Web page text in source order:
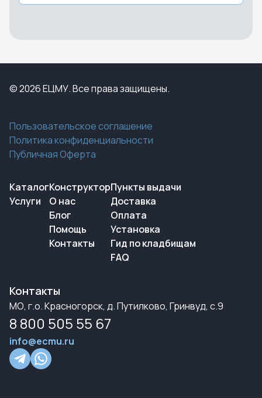
© 2026 ЕЦМУ. Все права защищены.
Пользовательское соглашение
Политика конфиденциальности
Публичная Оферта
Каталог
Услуги
Конструктор
О нас
Блог
Помощь
Контакты
Пункты выдачи
Доставка
Оплата
Установка
Гид по кладбищам
FAQ
Контакты
МО, г.о. Красногорск, д. Путилково, Гринвуд, с.9
8 800 505 55 67
info@ecmu.ru